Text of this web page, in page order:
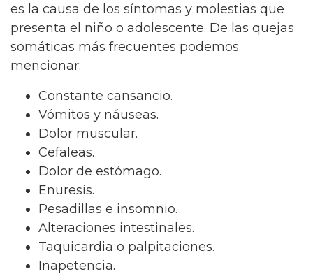
es la causa de los síntomas y molestias que
presenta el niño o adolescente. De las quejas
somáticas más frecuentes podemos
mencionar:
Constante cansancio.
Vómitos y náuseas.
Dolor muscular.
Cefaleas.
Dolor de estómago.
Enuresis.
Pesadillas e insomnio.
Alteraciones intestinales.
Taquicardia o palpitaciones.
Inapetencia.